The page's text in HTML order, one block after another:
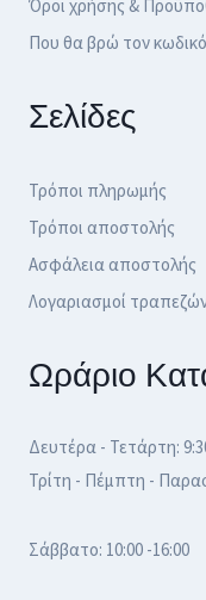
Όροι χρήσης &
Που θα βρώ τον
Σελίδες
Τρόποι πληρωμής
Τρόποι αποστολής
Ασφάλεια αποστολής
Λογαριασμοί
Ωράριο
Δευτέρα - Τετάρτη:
Τρίτη - Πέμπτη -
Σάββατο: 10:00 -16:00